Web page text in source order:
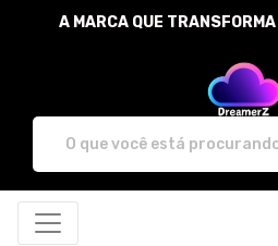
A MARCA QUE